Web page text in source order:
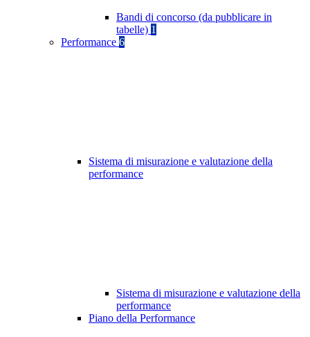
Bandi di concorso (da pubblicare in
tabelle) 1
Performance 6
Sistema di misurazione e valutazione della
performance
Sistema di misurazione e valutazione della
performance
Piano della Performance